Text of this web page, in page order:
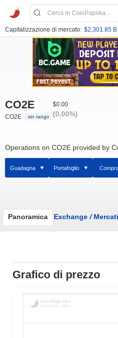
Capitalizzazione di mercato: $2,301.85 B
CO2E
CO2E sin rango
$0.00
(0.00%)
Operations on CO2E provided by
Guadagna Portafoglio
Panoramica Exchange /Mercati
Grafico di prezzo